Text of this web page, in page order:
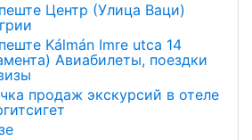
Центр (Улица Ваци)
Kálmán Imre utca 14
Авиабилеты, поездки
продаж экскурсий в отеле